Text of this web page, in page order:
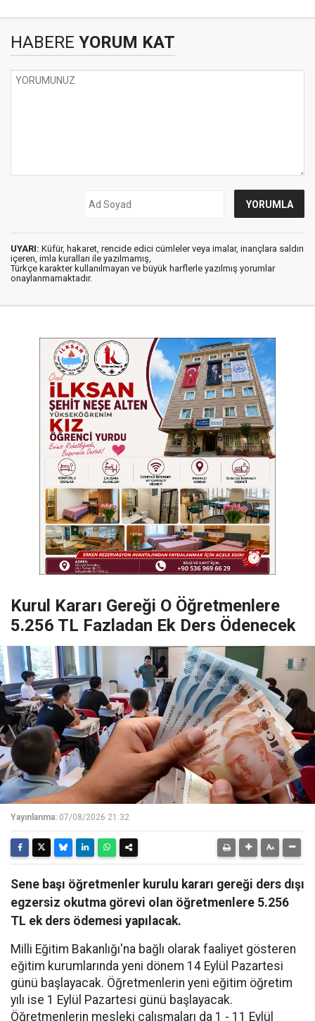
HABERE YORUM KAT
UYARI: Küfür, hakaret, rencide edici cümleler veya imalar, inançlara saldırı
içeren, imla kuralları ile yazılmamış,
Türkçe karakter kullanılmayan ve büyük harflerle yazılmış yorumlar
onaylanmamaktadır.
Kurul Kararı Gereği O Öğretmenlere
5.256 TL Fazladan Ek Ders Ödenecek
Yayınlanma: 07/08/2026 21:32
Sene başı öğretmenler kurulu kararı gereği ders dışı
egzersiz okutma görevi olan öğretmenlere 5.256
TL ek ders ödemesi yapılacak.
Milli Eğitim Bakanlığı'na bağlı olarak faaliyet gösteren
eğitim kurumlarında yeni dönem 14 Eylül Pazartesi
günü başlayacak. Öğretmenlerin yeni eğitim öğretim
yılı ise 1 Eylül Pazartesi günü başlayacak.
Öğretmenlerin mesleki çalışmaları da 1 - 11 Eylül